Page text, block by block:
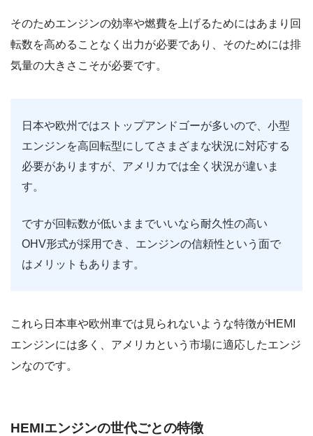
そのためエンジンの効率や燃費を上げるためにはあまり回
転数を高めることなく出力が必要であり、そのためには排
気量の大きさこそが必要です。
日本や欧州ではストップアンドゴーが多いので、小型
エンジンを高回転型にしてさまざまな状況に対応する
必要がありますが、アメリカでは全く状況が違いま
す。
ですが回転数が低いままでいいなら耐久性の高い
OHV形式が採用でき、エンジンの信頼性という面で
はメリットもあります。
これら日本車や欧州車では見られないような特徴がHEMI
エンジンには多く、アメリカという市場に適応したエンジ
ンなのです。
HEMIエンジンの世代ごとの特徴